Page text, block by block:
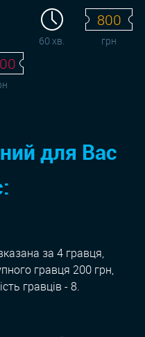
60 хв.
800
грн
для Вас
за 4 гравця,
гравця 200 грн,
гравців - 8.